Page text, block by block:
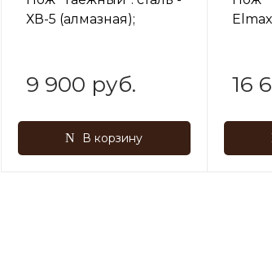
ХВ-5 (алмазная);
9 900 руб.
В корзину
16